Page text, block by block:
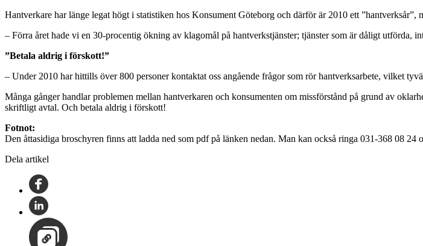
Hantverkare har länge legat högt i statistiken hos Konsument Göteborg och därför är 2010 ett ”hantverksår”,
– Förra året hade vi en 30-procentig ökning av klagomål på hantverkstjänster; tjänster som är dåligt
”Betala aldrig i förskott!”
– Under 2010 har hittills över 800 personer kontaktat oss angående frågor som rör hantverksarbete, vilket
Många gånger handlar problemen mellan hantverkaren och konsumenten om missförstånd på grund av
skriftligt avtal. Och betala aldrig i förskott!
Fotnot:
Den åttasidiga broschyren finns att ladda ned som pdf på länken nedan. Man kan också ringa 031-368 08 24
Dela artikel